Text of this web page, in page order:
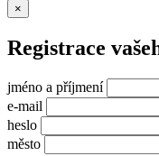
×
Registrace
jméno a příjmení
e-mail
heslo
město